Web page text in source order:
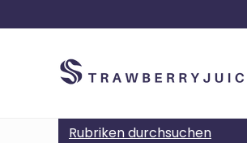
Rubriken durchsuchen